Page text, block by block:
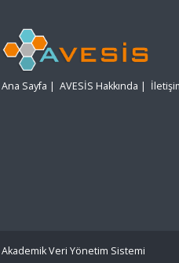
Ana Sayfa | AVESİS Hakkında |
Akademik Veri Yönetim Sistemi